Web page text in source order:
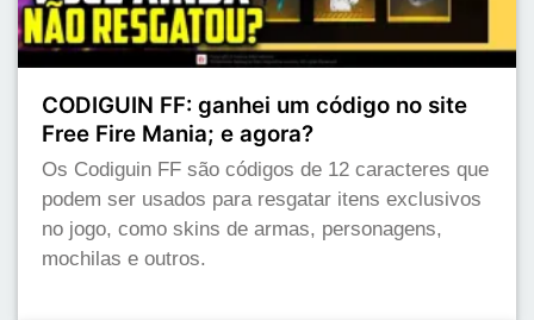
CODIGUIN FF: ganhei um código no site
Free Fire Mania; e agora?
Os Codiguin FF são códigos de 12 caracteres que
podem ser usados para resgatar itens exclusivos
no jogo, como skins de armas, personagens,
mochilas e outros.